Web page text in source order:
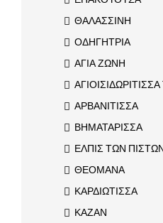
ΘΑΛΑΣΣΙΝΗ
ΟΔΗΓΗΤΡΙΑ
ΑΓΙΑ ΖΩΝΗ
ΑΡΒΑΝΙΤΙΣΣΑ
ΒΗΜΑΤΑΡΙΣΣΑ
ΕΛΠΙΣ ΤΩΝ
ΘΕΟΜΑΝΑ
ΚΑΡΔΙΩΤΙΣΣΑ
ΚΑΖΑΝ